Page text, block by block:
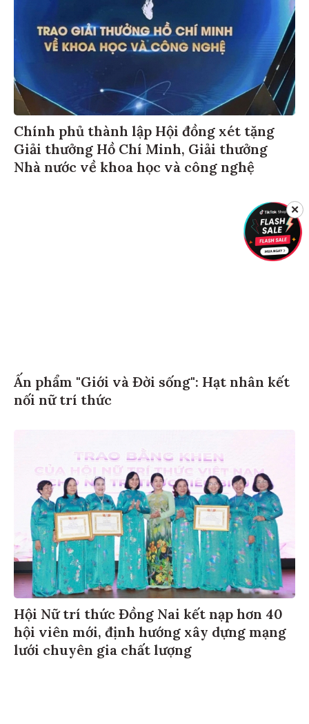
Chính phủ thành lập Hội đồng xét tặng
Giải thưởng Hồ Chí Minh, Giải thưởng
Nhà nước về khoa học và công nghệ
Ấn phẩm "Giới và Đời sống": Hạt nhân kết
nối nữ trí thức
Hội Nữ trí thức Đồng Nai kết nạp hơn 40
hội viên mới, định hướng xây dựng mạng
lưới chuyên gia chất lượng
✕